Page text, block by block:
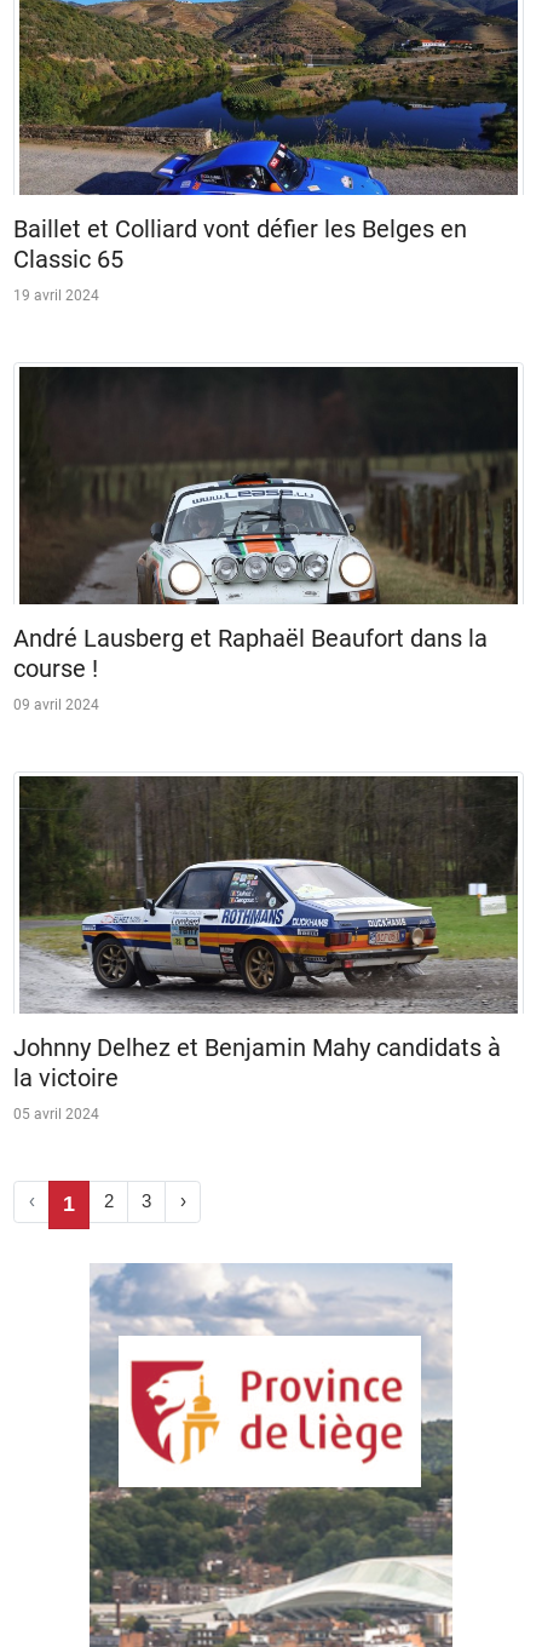
Baillet et Colliard vont défier les Belges en
Classic 65
19 avril 2024
André Lausberg et Raphaël Beaufort dans la
course !
09 avril 2024
Johnny Delhez et Benjamin Mahy candidats à
la victoire
05 avril 2024
‹ 1 2 3 ›